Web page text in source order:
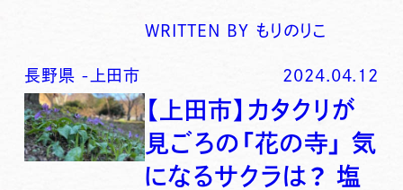
WRITTEN BY もりのりこ
長野県 - 上田市 2024.04.12
【上田市】カタクリが
見ごろの「花の寺」 気
になるサクラは？ 塩